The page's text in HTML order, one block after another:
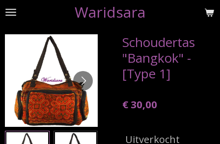
Ga
naar
hoofdinhoud
Waridsara
Schoudertas
"Bangkok" -
[Type 1]
€ 30,00
Uitverkocht